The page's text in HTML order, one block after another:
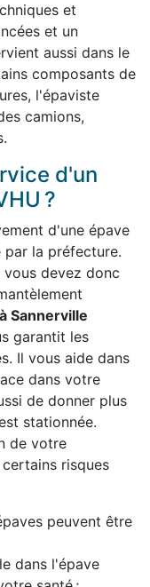
et
et un
aussi dans le
composants de
l'épaviste
camions,
d'un
?
d'une épave
par la préfecture.
devez donc
Sannerville
garantit les
Il vous aide dans
dans votre
de donner plus
stationnée.
de votre
risques
peuvent être
dans l'épave